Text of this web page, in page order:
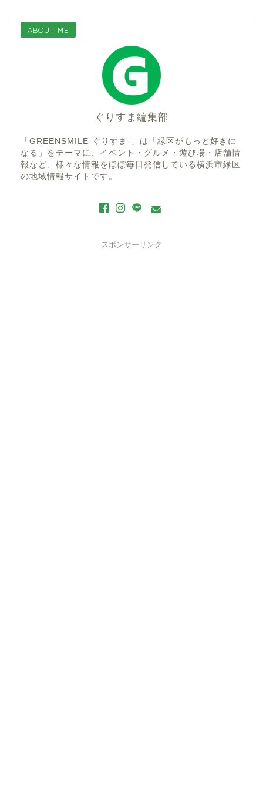
ABOUT ME
ぐりすま編集部
「GREENSMILE-ぐりすま-」は「緑区がもっと好きに
なる」をテーマに、イベント・グルメ・遊び場・店舗情
報など、様々な情報をほぼ毎日発信している横浜市緑区
の地域情報サイトです。
スポンサーリンク